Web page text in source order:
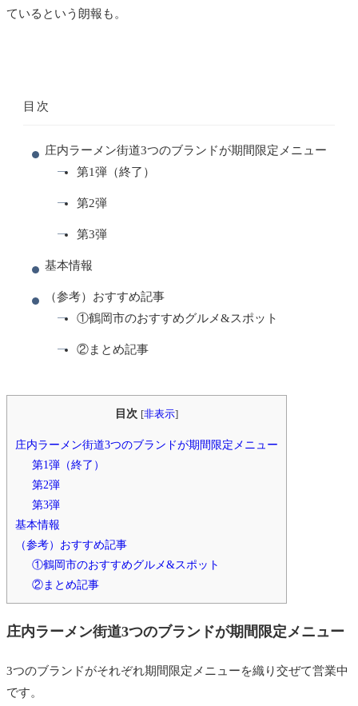
ているという朗報も。
目次
庄内ラーメン街道3つのブランドが期間限定メニュー
第1弾（終了）
第2弾
第3弾
基本情報
（参考）おすすめ記事
①鶴岡市のおすすめグルメ&スポット
②まとめ記事
目次 [非表示]
庄内ラーメン街道3つのブランドが期間限定メニュー
第1弾（終了）
第2弾
第3弾
基本情報
（参考）おすすめ記事
①鶴岡市のおすすめグルメ&スポット
②まとめ記事
庄内ラーメン街道3つのブランドが期間限定メニュー
3つのブランドがそれぞれ期間限定メニューを織り交ぜて営業中
です。